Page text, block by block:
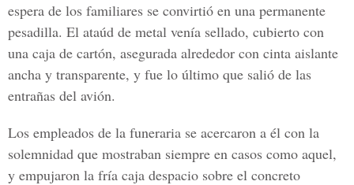
espera de los familiares se convirtió en una permanente
pesadilla. El ataúd de metal venía sellado, cubierto con
una caja de cartón, asegurada alrededor con cinta aislante
ancha y transparente, y fue lo último que salió de las
entrañas del avión.
Los empleados de la funeraria se acercaron a él con la
solemnidad que mostraban siempre en casos como aquel,
y empujaron la fría caja despacio sobre el concreto